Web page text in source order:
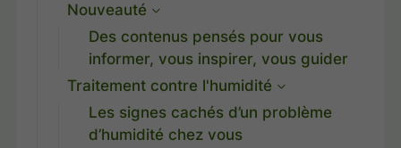
Nouveauté
Des contenus pensés pour vous
informer, vous inspirer, vous guider
Traitement contre l'humidité
Les signes cachés d’un problème
d’humidité chez vous